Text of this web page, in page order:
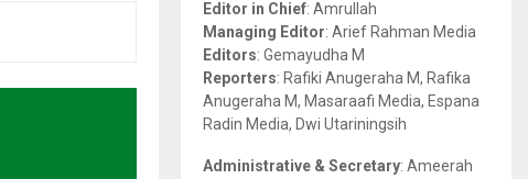
r
:
R
H
Editor in Chief: Amrullah
Managing Editor: Arief Rahman Media
Editors: Gemayudha M
Reporters: Rafiki Anugeraha M, Rafika
Anugeraha M, Masaraafi Media, Espana
Radin Media, Dwi Utariningsih
Administrative & Secretary: Ameerah